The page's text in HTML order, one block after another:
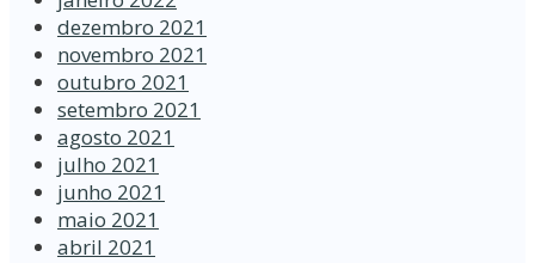
dezembro 2021
novembro 2021
outubro 2021
setembro 2021
agosto 2021
julho 2021
junho 2021
maio 2021
abril 2021